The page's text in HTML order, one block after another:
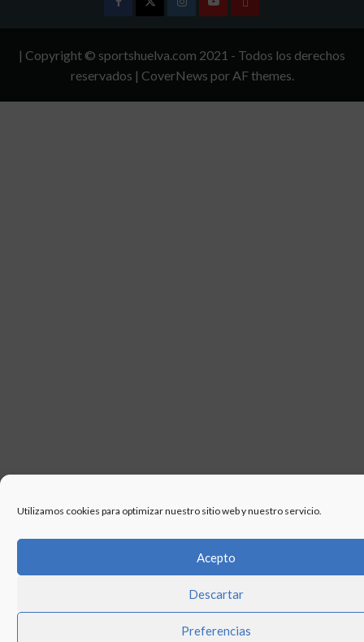
Utilizamos cookies para optimizar nuestro sitio web y nuestro servicio.
Acepto
Descartar
Preferencias
InstagramYoutubeTÉRMINOS
CONDICIONES
| Copyright © sportshuelva.com 2021 - Todos los derechos
reservados | CoverNews por AF themes.